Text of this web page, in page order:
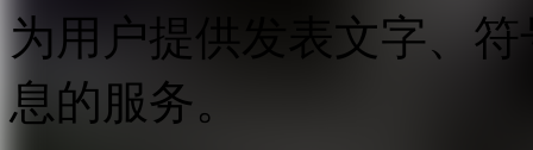
为用户提供发表文字、
息的服务。